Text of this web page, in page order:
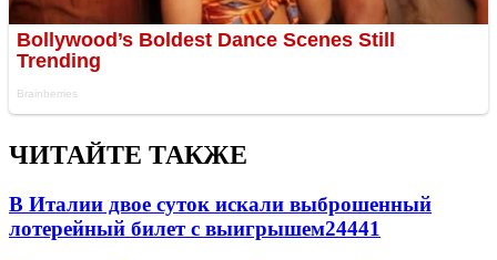
ЧИТАЙТЕ ТАКЖЕ
В Италии двое суток искали выброшенный
лотерейный билет с выигрышем24441